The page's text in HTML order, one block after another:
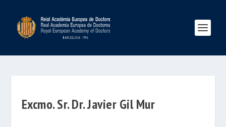
Excmo. Sr. Dr. Javier Gil Mur